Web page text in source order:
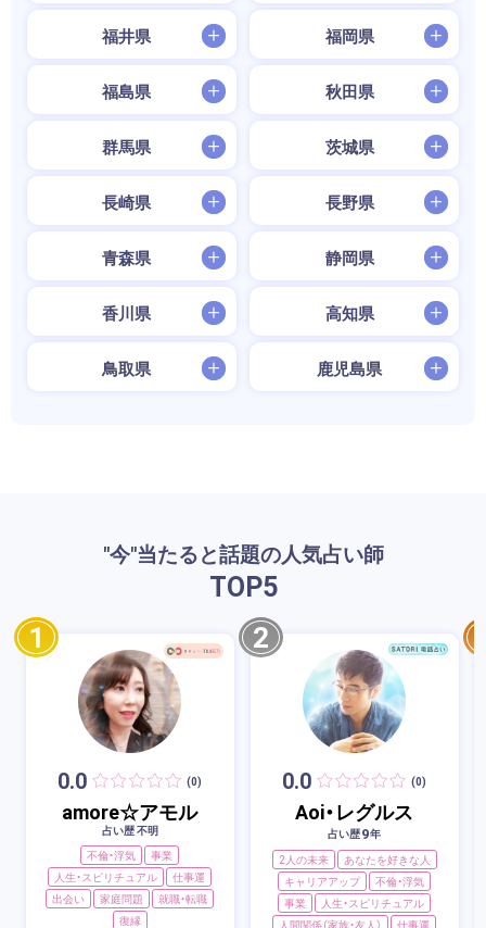
福井県 福岡県
福島県 秋田県
群馬県 茨城県
長崎県 長野県
青森県 静岡県
香川県 高知県
鳥取県 鹿児島県
"今"当たると話題の人気占い師
TOP5
1
0.0 (0)
amore☆アモル
占い歴 不明
不倫・浮気
事業
人生・スピリチュアル
仕事運
出会い
家庭問題
就職・転職
復縁
2
0.0 (0)
Aoi・レグルス
占い歴9年
2人の未来
あなたを好きな人
キャリアアップ
不倫・浮気
事業
人生・スピリチュアル
人間関係（家族・友人）
仕事運